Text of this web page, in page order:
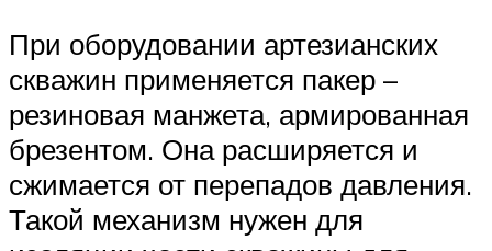
При оборудовании артезианских
скважин применяется пакер –
резиновая манжета, армированная
брезентом. Она расширяется и
сжимается от перепадов давления.
Такой механизм нужен для